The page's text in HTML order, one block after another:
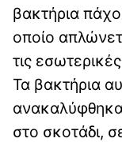
βακτήρια
οποίο
τις
Τα βακτήρια
στο σκοτάδι,